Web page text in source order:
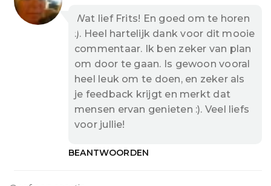
Wat lief Frits! En goed om te horen
:). Heel hartelijk dank voor dit mooie
commentaar. Ik ben zeker van plan
om door te gaan. Is gewoon vooral
heel leuk om te doen, en zeker als
je feedback krijgt en merkt dat
mensen ervan genieten :). Veel liefs
voor jullie!
BEANTWOORDEN